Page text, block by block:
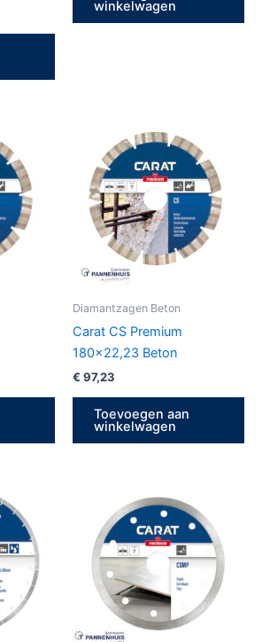
winkelwagen
Diamantzagen Beton
Carat CS Premium
180×22,23 Beton
€ 97,23
Toevoegen aan
winkelwagen